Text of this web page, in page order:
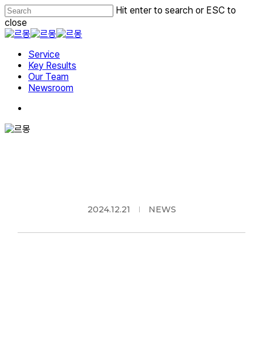
Skip
to
main
Hit enter to search or ESC to
close
Close
Menu
Service
Key Results
Our Team
Newsroom
2024.12.21 NEWS